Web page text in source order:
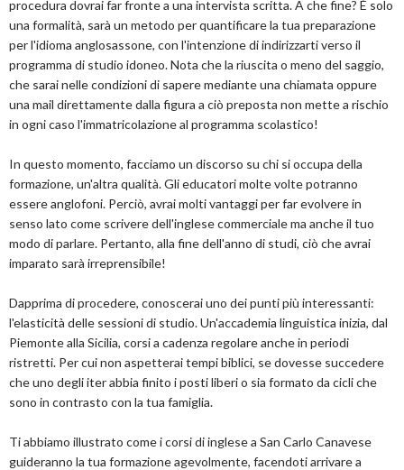
procedura dovrai far fronte a una intervista scritta. A che fine? È solo
una formalità, sarà un metodo per quantificare la tua preparazione
per l'idioma anglosassone, con l'intenzione di indirizzarti verso il
programma di studio idoneo. Nota che la riuscita o meno del saggio,
che sarai nelle condizioni di sapere mediante una chiamata oppure
una mail direttamente dalla figura a ciò preposta non mette a rischio
in ogni caso l'immatricolazione al programma scolastico!
In questo momento, facciamo un discorso su chi si occupa della
formazione, un'altra qualità. Gli educatori molte volte potranno
essere anglofoni. Perciò, avrai molti vantaggi per far evolvere in
senso lato come scrivere dell'inglese commerciale ma anche il tuo
modo di parlare. Pertanto, alla fine dell'anno di studi, ciò che avrai
imparato sarà irreprensibile!
Dapprima di procedere, conoscerai uno dei punti più interessanti:
l'elasticità delle sessioni di studio. Un'accademia linguistica inizia, dal
Piemonte alla Sicilia, corsi a cadenza regolare anche in periodi
ristretti. Per cui non aspetterai tempi biblici, se dovesse succedere
che uno degli iter abbia finito i posti liberi o sia formato da cicli che
sono in contrasto con la tua famiglia.
Ti abbiamo illustrato come i corsi di inglese a San Carlo Canavese
guideranno la tua formazione agevolmente, facendoti arrivare a